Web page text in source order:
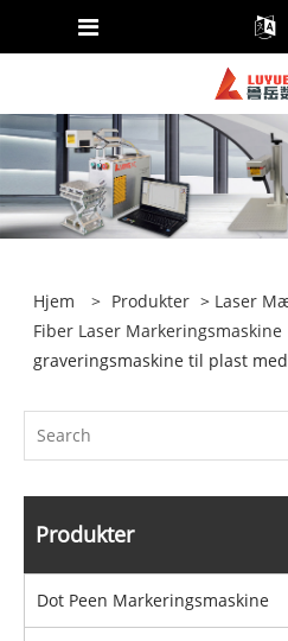
Hjem > Produkter > Laser
Fiber Laser Markeringsmaskine
graveringsmaskine til plast
Produkter
Dot Peen Markeringsmaskine